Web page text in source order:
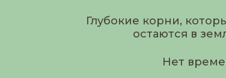
Глубокие корни,
остаются в
Нет